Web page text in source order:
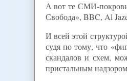
А вот те СМИ-
Свобода», BBC, Al
И всей этой
судя по тому, что
скандалов и схем,
пристальным